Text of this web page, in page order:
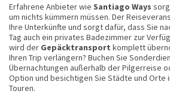
Erfahrene Anbieter wie Santiago Ways
um nichts kümmern müssen. Der
Ihre Unterkünfte und sorgt dafür, dass Sie
Tag auch ein privates Badezimmer zur
wird der Gepäcktransport komplett
Ihren Trip verlängern? Buchen Sie
Übernachtungen außerhalb der Pilgerreise
Option und besichtigen Sie Städte und Orte
Touren.